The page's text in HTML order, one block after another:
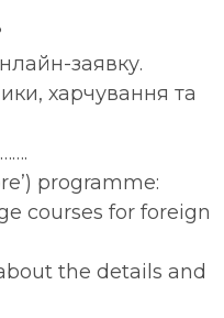
заявку.
харчування та
programme:
courses for foreign
the details and